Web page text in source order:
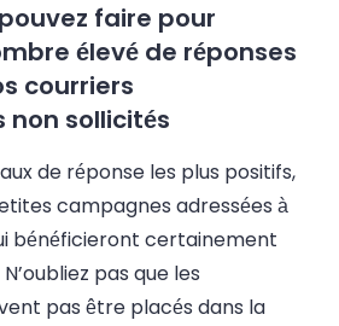
faire pour
élevé de réponses
courriers
non sollicités
de réponse les plus positifs,
campagnes adressées à
bénéficieront certainement
pas que les
pas être placés dans la